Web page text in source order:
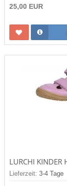
25,00 EUR
Lieferzeit: 3-4 Tage